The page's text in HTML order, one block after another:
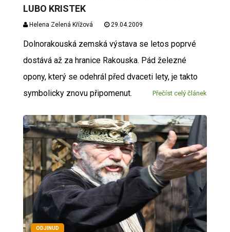
LUBO KRISTEK
Helena Zelená Křížová 29.04.2009
Dolnorakouská zemská výstava se letos poprvé
dostává až za hranice Rakouska. Pád železné
opony, který se odehrál před dvaceti lety, je takto
symbolicky znovu připomenut.
Přečíst celý článek
ODJINUD